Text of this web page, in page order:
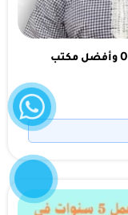
عاملة منزلية فلبينية للتنازل 0533376553 وأفضل مكتب
واتساب
الآن